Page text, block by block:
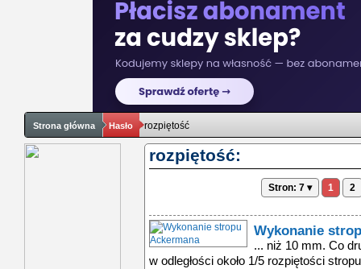
Strona główna Hasło rozpiętość
rozpiętość:
Stron: 7 ▾ 1 2
Wykonanie
... niż 10 mm. Co
w odległości około 1/5 rozpiętości